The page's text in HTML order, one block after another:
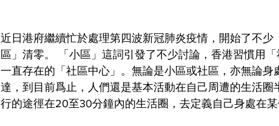
近日港府繼續忙於處理第四波新冠肺炎疫情，開始了不
區」清零。 「小區」這詞引發了不少討論，香港習慣用
一直存在的「社區中心」。無論是小區或社區，亦無論
達，到目前爲止，人們還是基本活動在自己周遭的生活圈
行的途徑在20至30分鐘內的生活圈，去定義自己身處在某